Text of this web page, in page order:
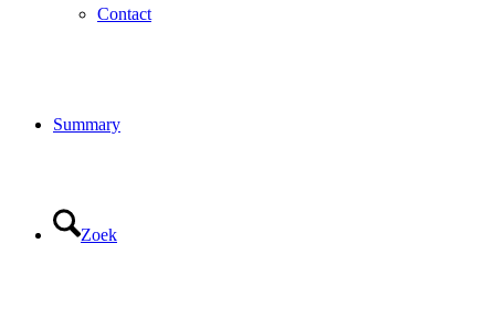
Contact
Summary
Zoek